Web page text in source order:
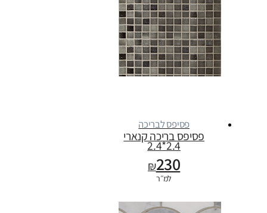
פסיפס לבריכה
פסיפס בריכה קנארי
2.4*2.4
₪230
למ״ר